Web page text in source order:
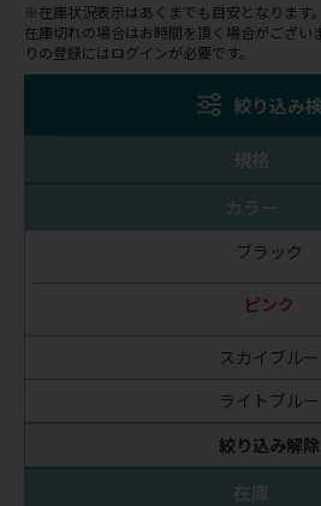
※在庫状況表示はあくまでも目安となります。
在庫切れの場合はお時間を頂く場合がござい
りの登録にはログインが必要です。
絞り込み
規格
絞り込み解除
ブラック
ピンク
スカイブルー
ライトブルー
カラー
在庫